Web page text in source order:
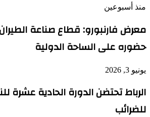
منذ أسبوعين
معرض فارنبورو: قطاع صناعة
حضوره على الساحة الدولية
يونيو 3, 2026
الرباط تحتضن الدورة الحادية عشرة
للضرائب